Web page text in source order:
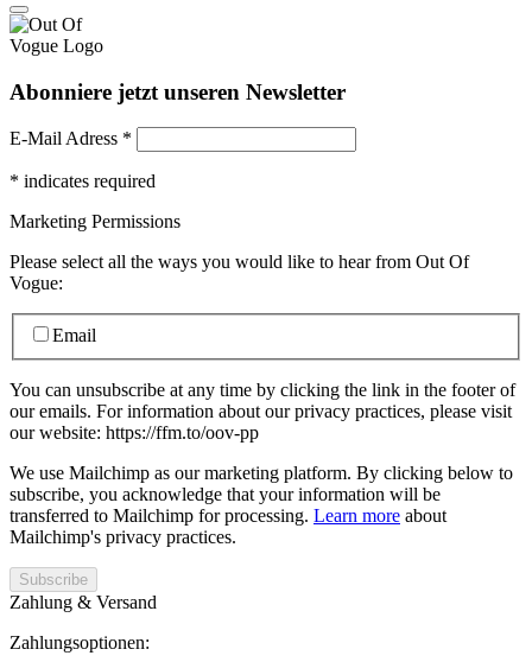
Abonniere jetzt unseren Newsletter
E-Mail Adress *
* indicates required
Marketing Permissions
Please select all the ways you would like to hear from Out Of
Vogue:
Email
You can unsubscribe at any time by clicking the link in the footer of
our emails. For information about our privacy practices, please visit
our website: https://ffm.to/oov-pp
We use Mailchimp as our marketing platform. By clicking below to
subscribe, you acknowledge that your information will be
transferred to Mailchimp for processing. Learn more about
Mailchimp's privacy practices.
Zahlung & Versand
Zahlungsoptionen: